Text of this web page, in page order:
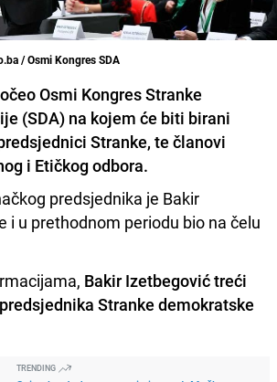
/ Osmi Kongres SDA
Osmi Kongres Stranke
(SDA) na kojem će biti birani
Stranke, te članovi
i Etičkog odbora.
predsjednika je Bakir
i u prethodnom periodu bio na čelu
Bakir Izetbegović treći
Stranke demokratske
TRENDING